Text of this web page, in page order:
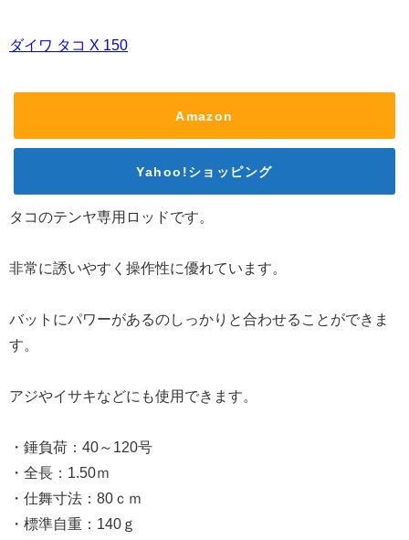
ダイワ タコ X 150
Amazon
Yahoo!ショッピング
タコのテンヤ専用ロッドです。
非常に誘いやすく操作性に優れています。
バットにパワーがあるのしっかりと合わせることができま
す。
アジやイサキなどにも使用できます。
・錘負荷：40～120号
・全長：1.50ｍ
・仕舞寸法：80ｃｍ
・標準自重：140ｇ